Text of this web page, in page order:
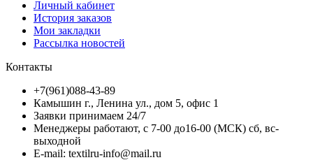
Личный кабинет
История заказов
Мои закладки
Рассылка новостей
Контакты
+7(961)088-43-89
Камышин г., Ленина ул., дом 5, офис 1
Заявки принимаем 24/7
Менеджеры работают, с 7-00 до16-00 (МСК) сб, вс-
выходной
E-mail: textilru-info@mail.ru